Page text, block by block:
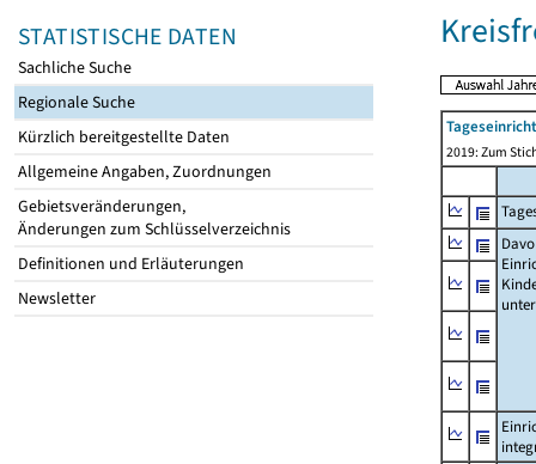
STATISTISCHE DATEN
Sachliche Suche
Regionale Suche
Kürzlich bereitgestellte Daten
Allgemeine Angaben, Zuordnungen
Gebietsveränderungen,
Änderungen zum Schlüsselverzeichnis
Definitionen und Erläuterungen
Newsletter
2019: Zum